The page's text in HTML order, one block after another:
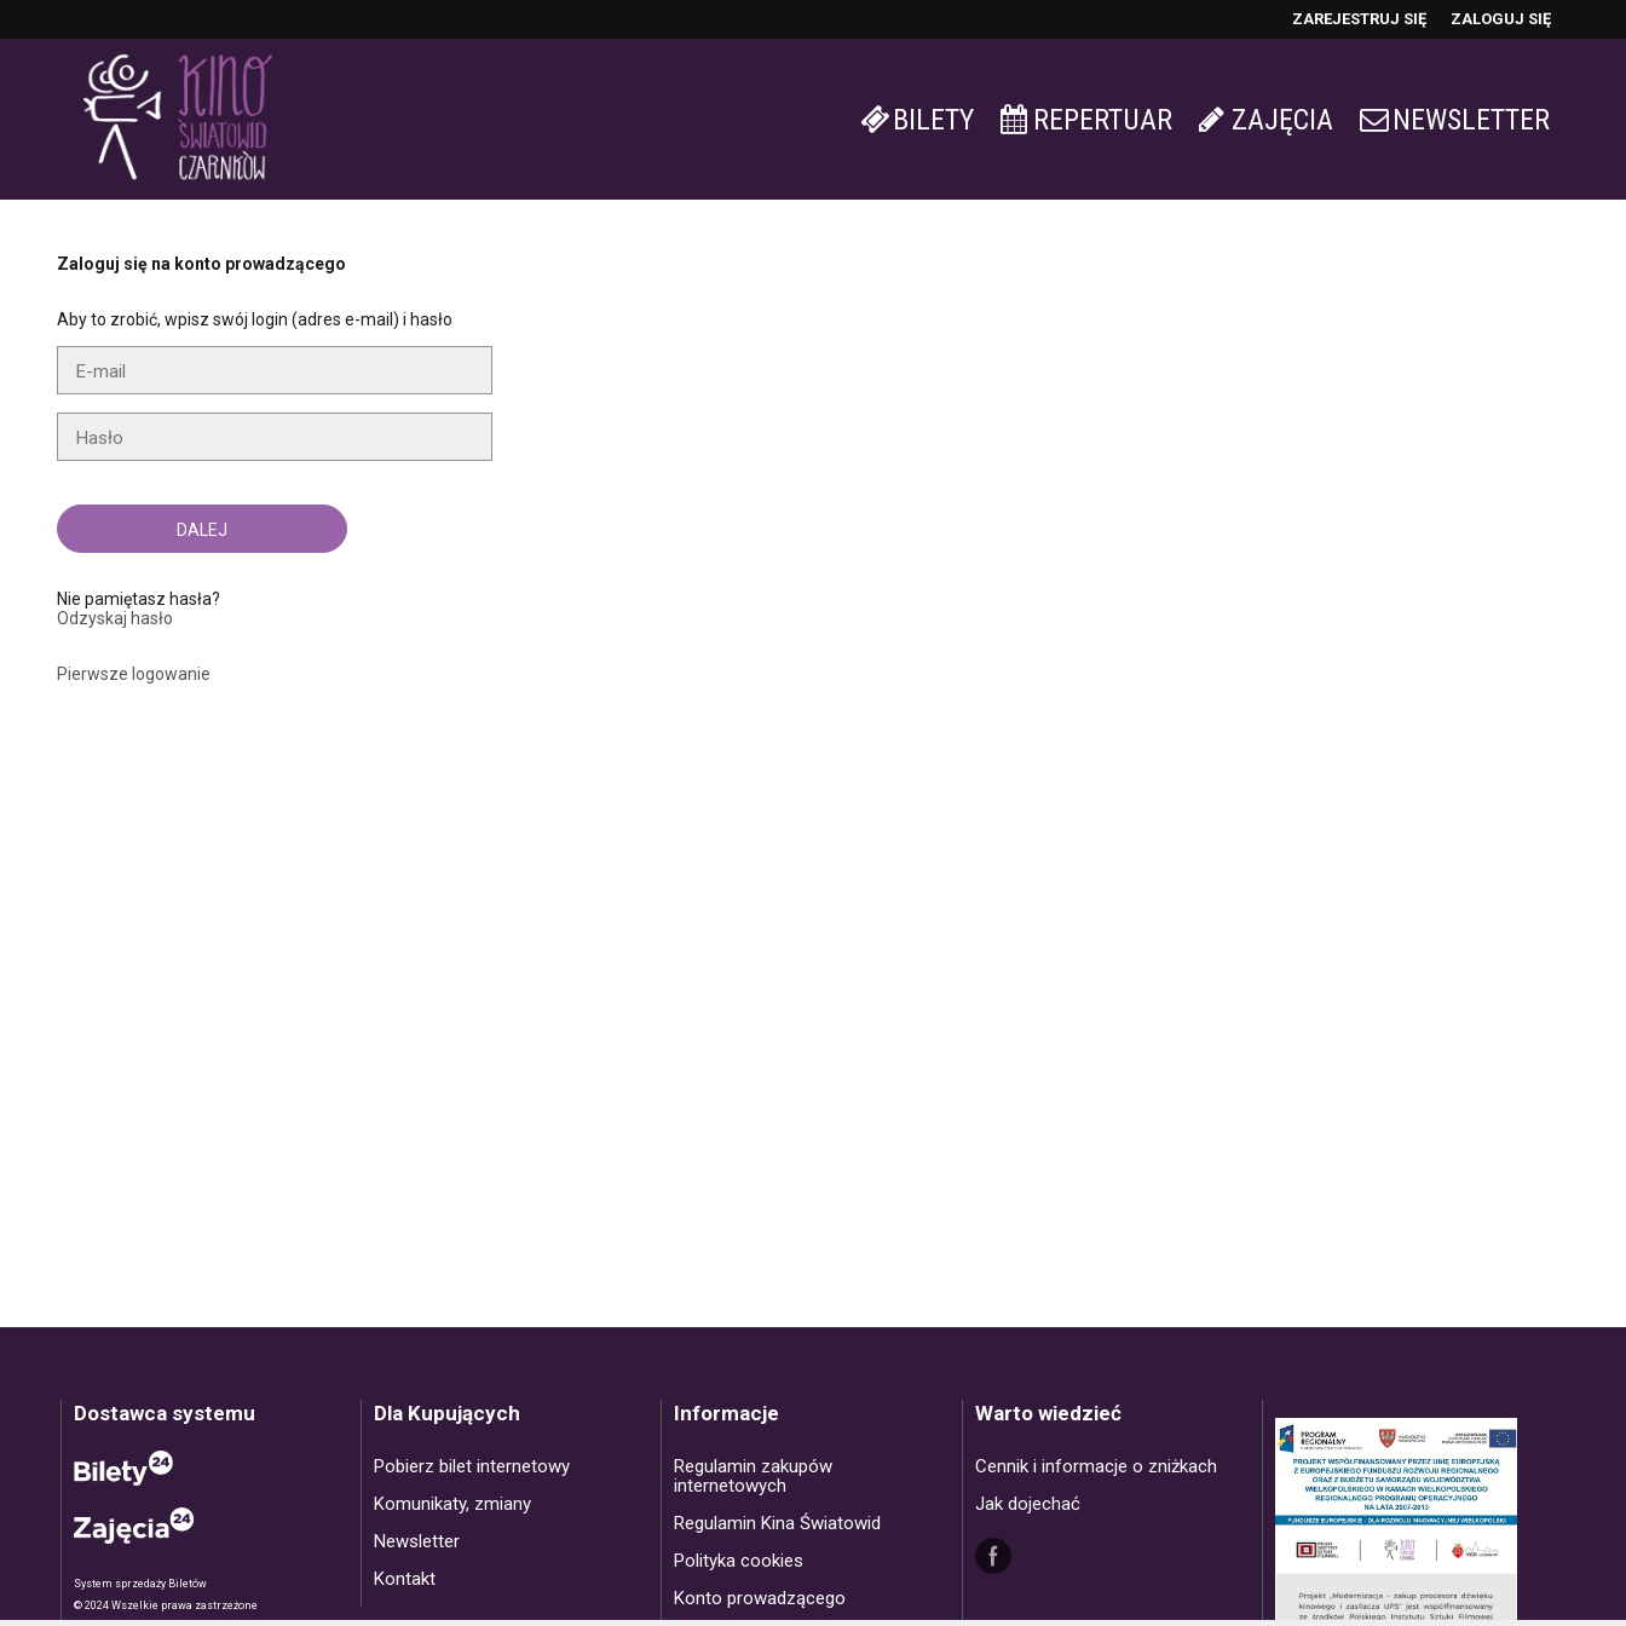
'
ZAREJESTRUJ SIĘ ZALOGUJ SIĘ
BILETY REPERTUAR ZAJĘCIA NEWSLETTER
Zaloguj się na konto prowadzącego
Aby to zrobić, wpisz swój login (adres e-mail) i hasło
Nie pamiętasz hasła?
Odzyskaj hasło
Pierwsze logowanie
Dostawca systemu
System sprzedaży Biletów
© 2024 Wszelkie prawa zastrzeżone
Dla Kupujących
Pobierz bilet internetowy
Komunikaty, zmiany
Newsletter
Kontakt
Informacje
Regulamin zakupów
internetowych
Regulamin Kina Światowid
Polityka cookies
Konto prowadzącego
Warto wiedzieć
Cennik i informacje o zniżkach
Jak dojechać